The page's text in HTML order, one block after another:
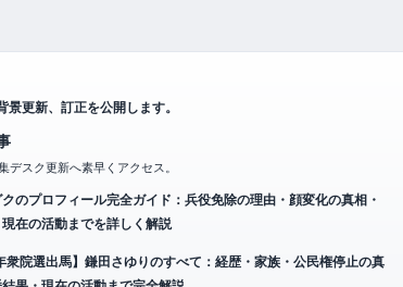
更新、訂正を公開します。
デスク更新へ素早くアクセス。
のプロフィール完全ガイド：兵役免除の理由・顔変化の真相・
在の活動までを詳しく解説
衆院選出馬】鎌田さゆりのすべて：経歴・家族・公民権停止の真